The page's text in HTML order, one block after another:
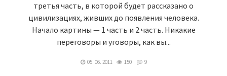
третья часть, в которой будет рассказано о
цивилизациях, живших до появления человека.
Начало картины — 1 часть и 2 часть. Никакие
переговоры и уговоры, как вы...
05. 06. 2011 150 9